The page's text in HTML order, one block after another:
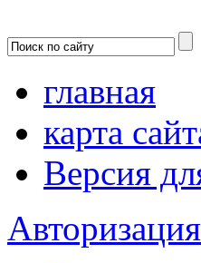
главная
карта
Версия
Авторизация